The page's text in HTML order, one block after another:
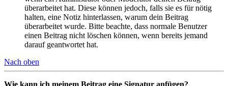
überarbeitet hat. Diese können jedoch, falls sie es für nötig
halten, eine Notiz hinterlassen, warum dein Beitrag
überarbeitet wurde. Bitte beachte, dass normale Benutzer
einen Beitrag nicht löschen können, wenn bereits jemand
darauf geantwortet hat.
Nach oben